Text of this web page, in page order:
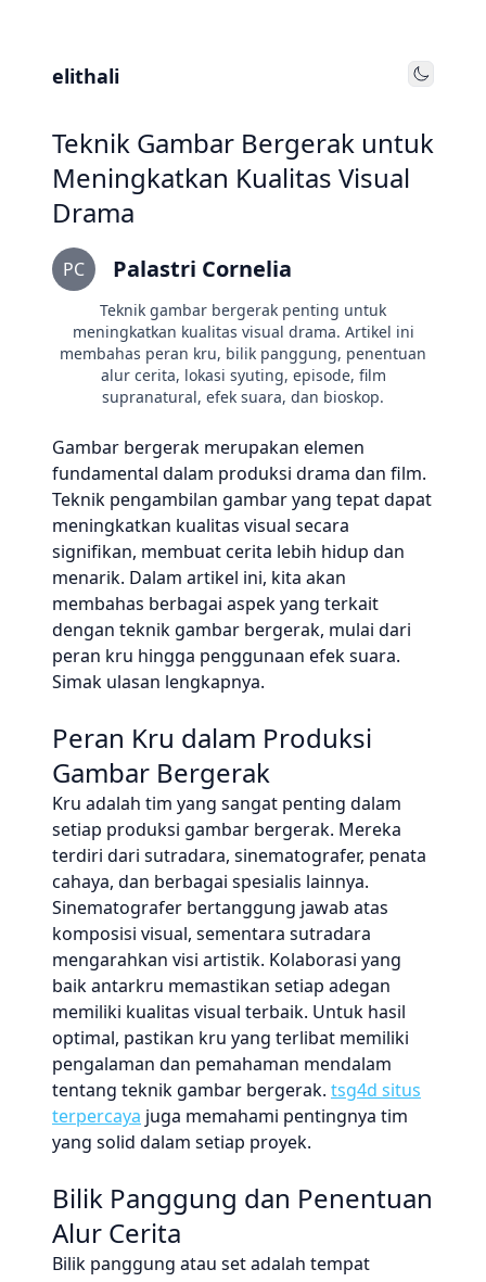
elithali Toggle
Teknik Gambar Bergerak untuk
Meningkatkan Kualitas Visual
Drama
PC Palastri Cornelia
Teknik gambar bergerak penting untuk
meningkatkan kualitas visual drama. Artikel ini
membahas peran kru, bilik panggung, penentuan
alur cerita, lokasi syuting, episode, film
supranatural, efek suara, dan bioskop.
Gambar bergerak merupakan elemen
fundamental dalam produksi drama dan film.
Teknik pengambilan gambar yang tepat dapat
meningkatkan kualitas visual secara
signifikan, membuat cerita lebih hidup dan
menarik. Dalam artikel ini, kita akan
membahas berbagai aspek yang terkait
dengan teknik gambar bergerak, mulai dari
peran kru hingga penggunaan efek suara.
Simak ulasan lengkapnya.
Peran Kru dalam Produksi
Gambar Bergerak
Kru adalah tim yang sangat penting dalam
setiap produksi gambar bergerak. Mereka
terdiri dari sutradara, sinematografer, penata
cahaya, dan berbagai spesialis lainnya.
Sinematografer bertanggung jawab atas
komposisi visual, sementara sutradara
mengarahkan visi artistik. Kolaborasi yang
baik antarkru memastikan setiap adegan
memiliki kualitas visual terbaik. Untuk hasil
optimal, pastikan kru yang terlibat memiliki
pengalaman dan pemahaman mendalam
tentang teknik gambar bergerak. tsg4d situs
terpercaya juga memahami pentingnya tim
yang solid dalam setiap proyek.
Bilik Panggung dan Penentuan
Alur Cerita
Bilik panggung atau set adalah tempat